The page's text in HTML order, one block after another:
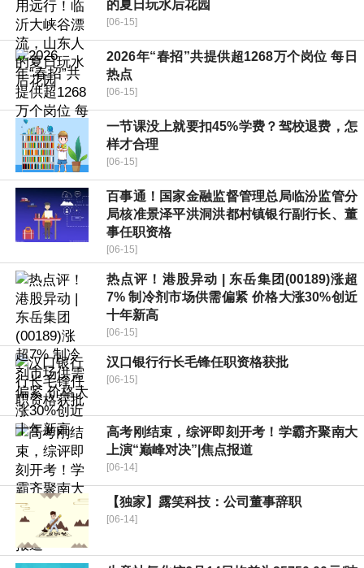
的夏日玩水后花园
[06-15]
2026年“春招”共提供超1268万个岗位 每日
热点
[06-15]
一节课没上就要扣45%学费？驾校退费，怎
样才合理
[06-15]
百事通！国家金融监督管理总局临汾监管分
局核准景泽平洪洞洪都村镇银行副行长、董
事任职资格
[06-15]
热点评！港股异动 | 东岳集团(00189)涨超
7% 制冷剂市场供需偏紧 价格大涨30%创近
十年新高
[06-15]
汉口银行行长毛锋任职资格获批
[06-15]
高考刚结束，综评即刻开考！学霸齐聚南大
上演“巅峰对决”|焦点报道
[06-14]
【独家】露笑科技：公司董事辞职
[06-14]